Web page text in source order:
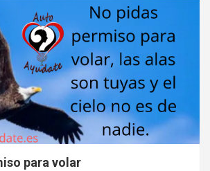
para volar